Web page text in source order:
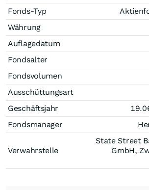
Fonds-Typ
Währung
Auflagedatum
Fondsalter
Fondsvolumen
Ausschüttungsart
Geschäftsjahr
Fondsmanager
Verwahrstelle
State Street
GmbH,